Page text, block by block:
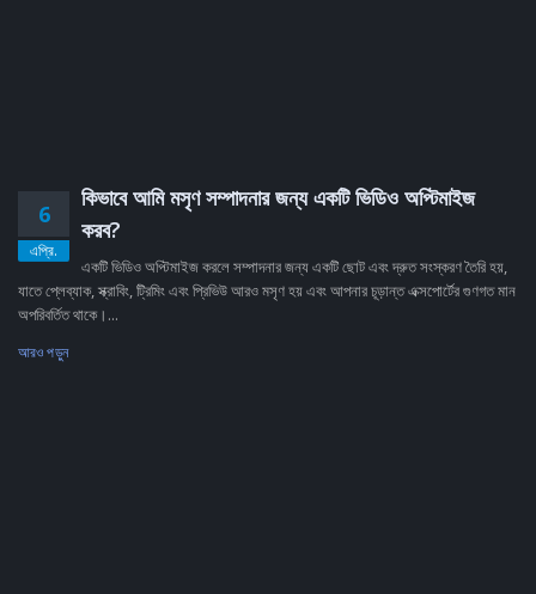
6
এপ্রি.
কিভাবে আমি মসৃণ সম্পাদনার জন্য একটি ভিডিও অপ্টিমাইজ
করব?
একটি ভিডিও অপ্টিমাইজ করলে সম্পাদনার জন্য একটি ছোট এবং দ্রুত সংস্করণ তৈরি হয়,
যাতে প্লেব্যাক, স্ক্রাবিং, ট্রিমিং এবং প্রিভিউ আরও মসৃণ হয় এবং আপনার চূড়ান্ত এক্সপোর্টের গুণগত মান
অপরিবর্তিত থাকে।...
আরও পড়ুন